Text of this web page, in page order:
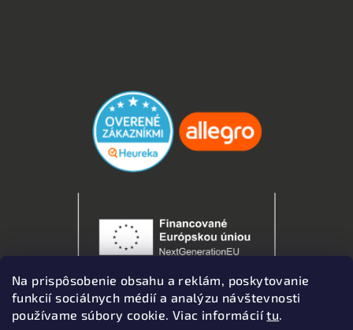
Na prispôsobenie obsahu a reklám, poskytovanie
funkcií sociálnych médií a analýzu návštevnosti
používame súbory cookie. Viac informáciítu.